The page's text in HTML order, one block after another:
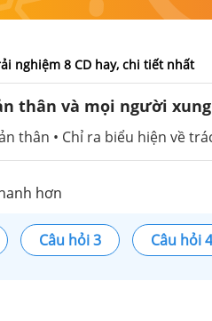
nghiệm 8 CD hay, chi tiết nhất
thân và mọi người xung
thân • Chỉ ra biểu hiện về
hơn
Câu hỏi 3 Câu hỏi 4